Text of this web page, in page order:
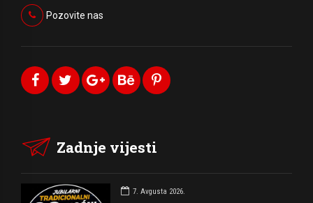
Pozovite nas
Zadnje vijesti
7. Avgusta 2026.